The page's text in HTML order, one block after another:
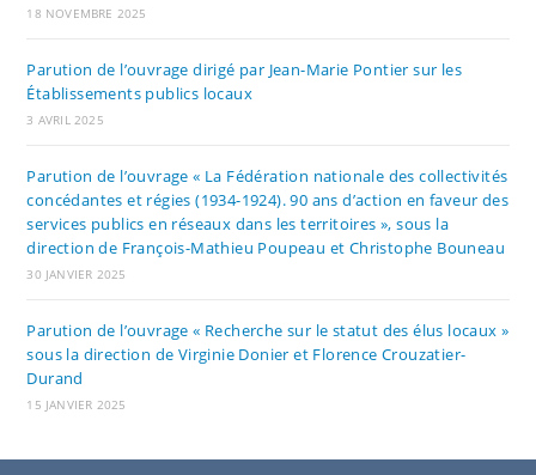
18 NOVEMBRE 2025
Parution de l’ouvrage dirigé par Jean-Marie Pontier sur les
Établissements publics locaux
3 AVRIL 2025
Parution de l’ouvrage « La Fédération nationale des collectivités
concédantes et régies (1934-1924). 90 ans d’action en faveur des
services publics en réseaux dans les territoires », sous la
direction de François-Mathieu Poupeau et Christophe Bouneau
30 JANVIER 2025
Parution de l’ouvrage « Recherche sur le statut des élus locaux »
sous la direction de Virginie Donier et Florence Crouzatier-
Durand
15 JANVIER 2025